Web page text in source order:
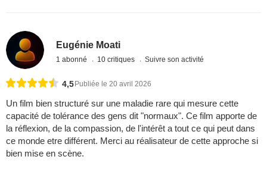
Eugénie Moati
1 abonné 10 critiques Suivre son activité
4,5 Publiée le 20 avril 2026
Un film bien structuré sur une maladie rare qui mesure cette
capacité de tolérance des gens dit "normaux". Ce film apporte de
la réflexion, de la compassion, de l'intérêt a tout ce qui peut dans
ce monde etre différent. Merci au réalisateur de cette approche si
bien mise en scène.